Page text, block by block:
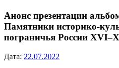
Анонс презентации
Памятники историко-
пограничья России
Дата: 22.07.2022